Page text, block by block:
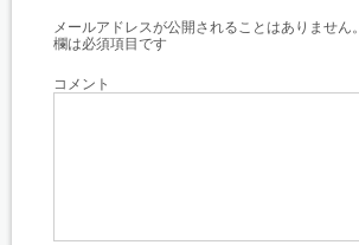
メールアドレスが公開されることはありません。
欄は必須項目です
コメント